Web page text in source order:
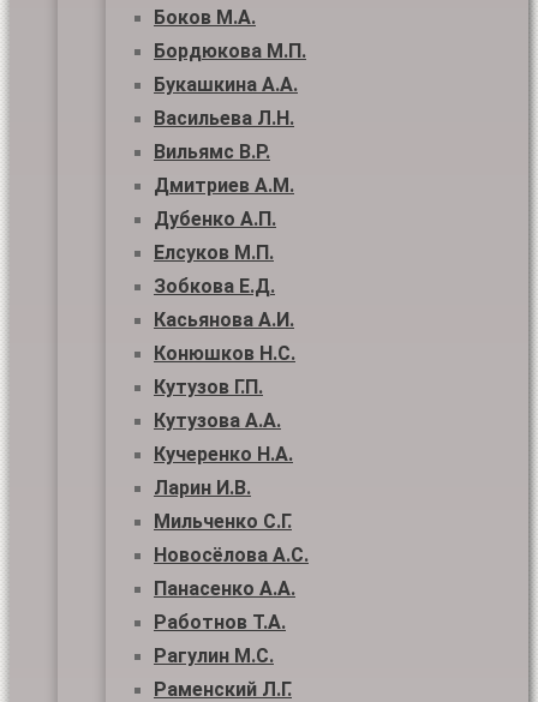
Боков М.А.
Бордюкова М.П.
Букашкина А.А.
Васильева Л.Н.
Вильямс В.Р.
Дмитриев А.М.
Дубенко А.П.
Елсуков М.П.
Зобкова Е.Д.
Касьянова А.И.
Конюшков Н.С.
Кутузов Г.П.
Кутузова А.А.
Кучеренко Н.А.
Ларин И.В.
Мильченко С.Г.
Новосёлова А.С.
Панасенко А.А.
Работнов Т.А.
Рагулин М.С.
Раменский Л.Г.